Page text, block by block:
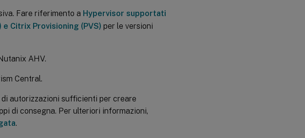
Fare riferimento a Hypervisor supportati
Citrix Provisioning (PVS) per le versioni
AHV.
Central.
autorizzazioni sufficienti per creare
di consegna. Per ulteriori informazioni,
.